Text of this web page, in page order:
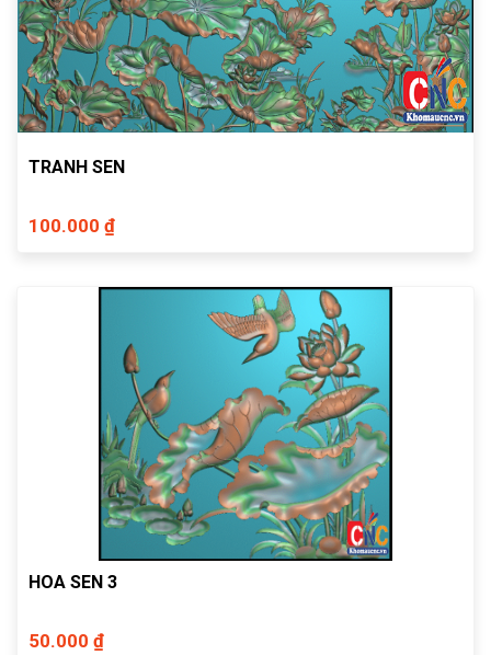
TRANH SEN
100.000 ₫
HOA SEN 3
50.000 ₫